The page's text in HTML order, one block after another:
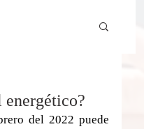
energético?
del 2022 puede